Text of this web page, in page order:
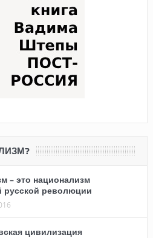
– это национализм
революции
цивилизация